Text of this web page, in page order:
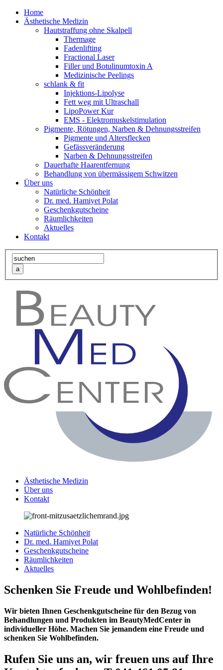
Home
Ästhetische Medizin
Hautstraffung ohne Skalpell
Thermage
Fadenlifting
Fractional Laser
Filler und Botulinumtoxin A
Medizinische Peelings
schlank & fit
Injektions-Lipolyse
Fett weg mit Ultraschall
LipoPower Kur
EMS - Elektromuskelstimulation
Pigmente, Rötungen, Narben & Dehnungsstreifen
Pigmente und Altersflecken
Gefässveränderung
Narben & Dehnungsstreifen
Dauerhafte Haarentfernung
Behandlung von übermässigem Schwitzen
Über uns
Natürliche Schönheit
Dr. med. Hamiyet Polat
Geschenkgutscheine
Räumlichkeiten
Aktuelles
Kontakt
Ästhetische Medizin
Über uns
Kontakt
Natürliche Schönheit
Dr. med. Hamiyet Polat
Geschenkgutscheine
Räumlichkeiten
Aktuelles
Schenken Sie Freude und Wohlbefinden!
Wir bieten Ihnen Geschenkgutscheine für den Bezug von
Behandlungen und Produkten im BeautyMedCenter in
individueller Höhe. Machen Sie jemandem eine Freude und
schenken Sie Wohlbefinden.
Rufen Sie uns an, wir freuen uns auf Ihre